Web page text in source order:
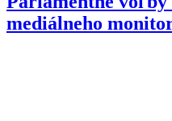
mediálneho